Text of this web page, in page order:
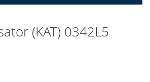
(KAT) 0342L5